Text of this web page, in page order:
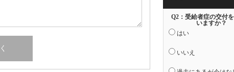
Q2：受給者症の交付
いますか？
はい
いいえ